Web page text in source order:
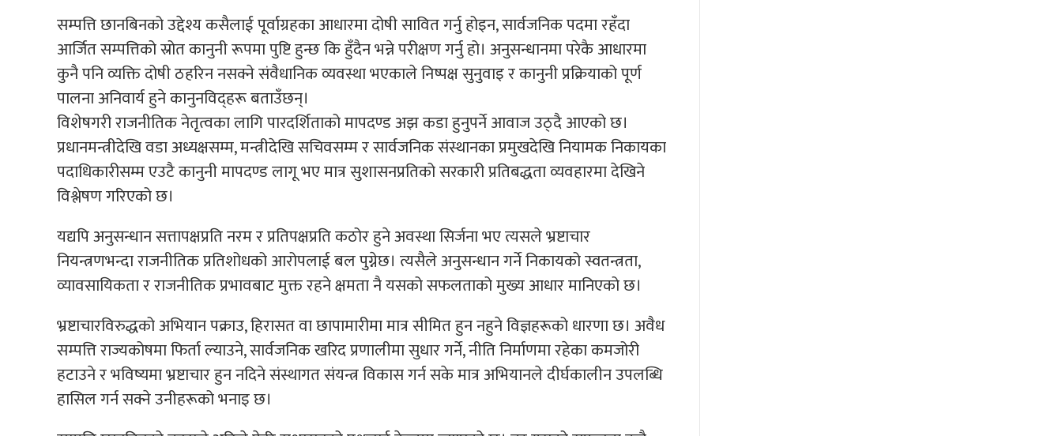
सम्पत्ति छानबिनको उद्देश्य कसैलाई पूर्वाग्रहका आधारमा दोषी सावित गर्नु होइन, सार्वजनिक पदमा रहँदा
आर्जित सम्पत्तिको स्रोत कानुनी रूपमा पुष्टि हुन्छ कि हुँदैन भन्ने परीक्षण गर्नु हो। अनुसन्धानमा परेकै आधारमा
कुनै पनि व्यक्ति दोषी ठहरिन नसक्ने संवैधानिक व्यवस्था भएकाले निष्पक्ष सुनुवाइ र कानुनी प्रक्रियाको पूर्ण
पालना अनिवार्य हुने कानुनविद्हरू बताउँछन्।
विशेषगरी राजनीतिक नेतृत्वका लागि पारदर्शिताको मापदण्ड अझ कडा हुनुपर्ने आवाज उठ्दै आएको छ।
प्रधानमन्त्रीदेखि वडा अध्यक्षसम्म, मन्त्रीदेखि सचिवसम्म र सार्वजनिक संस्थानका प्रमुखदेखि नियामक निकायका
पदाधिकारीसम्म एउटै कानुनी मापदण्ड लागू भए मात्र सुशासनप्रतिको सरकारी प्रतिबद्धता व्यवहारमा देखिने
विश्लेषण गरिएको छ।
यद्यपि अनुसन्धान सत्तापक्षप्रति नरम र प्रतिपक्षप्रति कठोर हुने अवस्था सिर्जना भए त्यसले भ्रष्टाचार
नियन्त्रणभन्दा राजनीतिक प्रतिशोधको आरोपलाई बल पुग्नेछ। त्यसैले अनुसन्धान गर्ने निकायको स्वतन्त्रता,
व्यावसायिकता र राजनीतिक प्रभावबाट मुक्त रहने क्षमता नै यसको सफलताको मुख्य आधार मानिएको छ।
भ्रष्टाचारविरुद्धको अभियान पक्राउ, हिरासत वा छापामारीमा मात्र सीमित हुन नहुने विज्ञहरूको धारणा छ। अवैध
सम्पत्ति राज्यकोषमा फिर्ता ल्याउने, सार्वजनिक खरिद प्रणालीमा सुधार गर्ने, नीति निर्माणमा रहेका कमजोरी
हटाउने र भविष्यमा भ्रष्टाचार हुन नदिने संस्थागत संयन्त्र विकास गर्न सके मात्र अभियानले दीर्घकालीन उपलब्धि
हासिल गर्न सक्ने उनीहरूको भनाइ छ।